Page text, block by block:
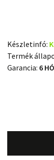
Készletinfó:
Termék
Garancia: 6